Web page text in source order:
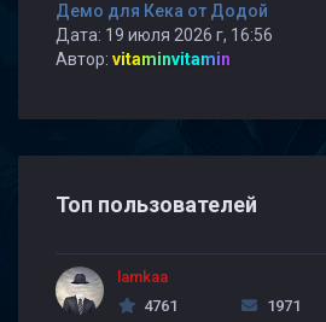
Демо для Кека от Додой
Дата: 19 июля 2026 г, 16:56
Автор: vitaminvitamin
Топ пользователей
lamkaa
4761
1971